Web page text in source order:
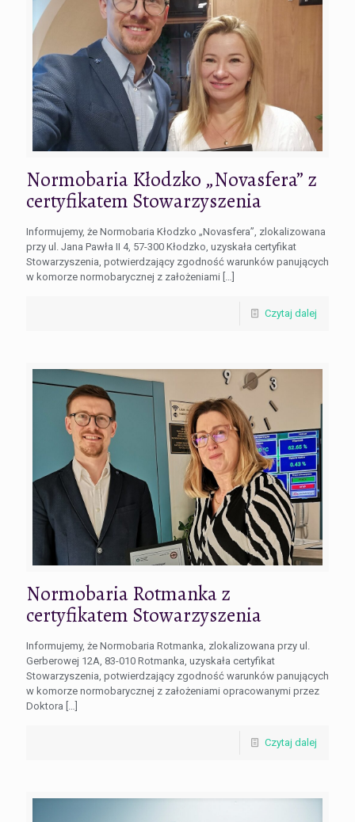
Normobaria Kłodzko „Novasfera” z
certyfikatem Stowarzyszenia
Informujemy, że Normobaria Kłodzko „Novasfera”, zlokalizowana
przy ul. Jana Pawła II 4, 57-300 Kłodzko, uzyskała certyfikat
Stowarzyszenia, potwierdzający zgodność warunków panujących
w komorze normobarycznej z założeniami […]
Czytaj dalej
Normobaria Rotmanka z
certyfikatem Stowarzyszenia
Informujemy, że Normobaria Rotmanka, zlokalizowana przy ul.
Gerberowej 12A, 83-010 Rotmanka, uzyskała certyfikat
Stowarzyszenia, potwierdzający zgodność warunków panujących
w komorze normobarycznej z założeniami opracowanymi przez
Doktora […]
Czytaj dalej